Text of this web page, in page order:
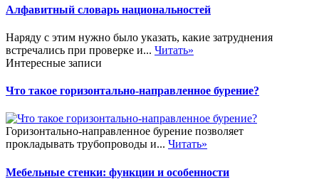
Алфавитный словарь национальностей
Наряду с этим нужно было указать, какие затруднения
встречались при проверке и... Читать»
Интересные записи
Что такое горизонтально-направленное бурение?
Горизонтально-направленное бурение позволяет
прокладывать трубопроводы и... Читать»
Мебельные стенки: функции и особенности